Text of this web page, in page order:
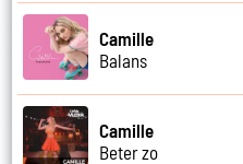
Camille
Balans
Camille
Beter zo